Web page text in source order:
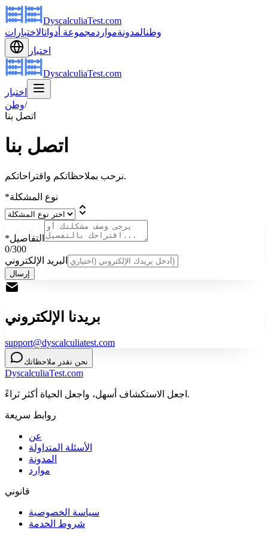
DyscalculiaTest.com
وطنالمدونةمواردمجموعة أدواتالاختبارات
اختبار
DyscalculiaTest.com
اختبار
وطن/
اتصل بنا
اتصل بنا
نرحب بملاحظاتكم واقتراحاتكم.
*نوع المشكلة
*التفاصيل
0/300
البريد الإلكتروني
إرسال
بريدنا الإلكتروني
support@dyscalculiatest.com
نحن نقدر ملاحظاتك
DyscalculiaTest.com
اجعل الاستكشاف أسهل، واجعل الحياة أكثر ثراءً.
روابط سريعة
عن
الأسئلة المتداولة
المدونة
موارد
قانوني
سياسة الخصوصية
شروط الخدمة